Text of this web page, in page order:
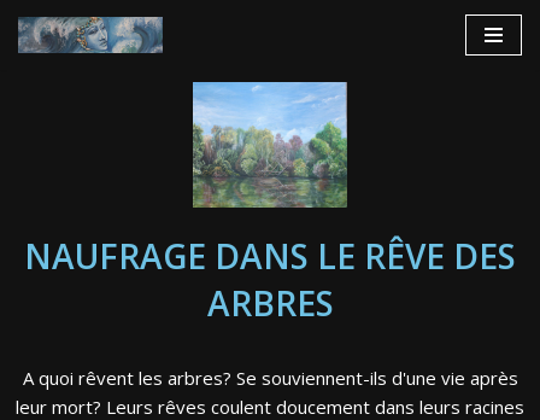
NAUFRAGE DANS LE RÊVE DES
ARBRES
A quoi rêvent les arbres? Se souviennent-ils d'une vie après
leur mort? Leurs rêves coulent doucement dans leurs racines